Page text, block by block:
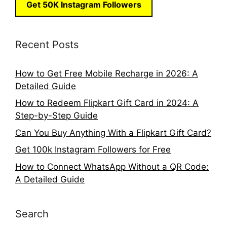
Get 50K Instagram Followers
Recent Posts
How to Get Free Mobile Recharge in 2026: A
Detailed Guide
How to Redeem Flipkart Gift Card in 2024: A
Step-by-Step Guide
Can You Buy Anything With a Flipkart Gift Card?
Get 100k Instagram Followers for Free
How to Connect WhatsApp Without a QR Code:
A Detailed Guide
Search